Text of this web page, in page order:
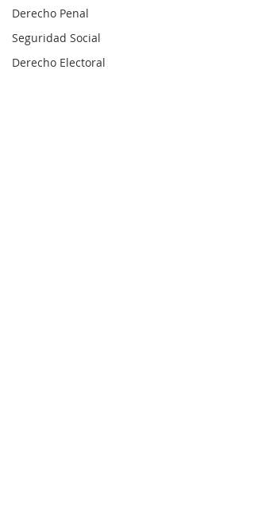
Derecho Penal
Seguridad Social
Derecho Electoral